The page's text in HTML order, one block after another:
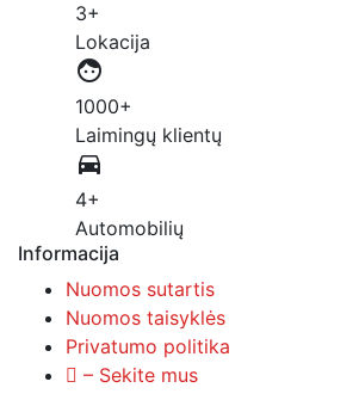
3+
Lokacija
face
1000+
Laimingų klientų
directions_car
4+
Automobilių
Informacija
Nuomos sutartis
Nuomos taisyklės
Privatumo politika
– Sekite mus